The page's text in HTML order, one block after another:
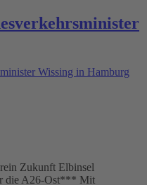
Zukunft Elbinsel
die A26-Ost*** Mit